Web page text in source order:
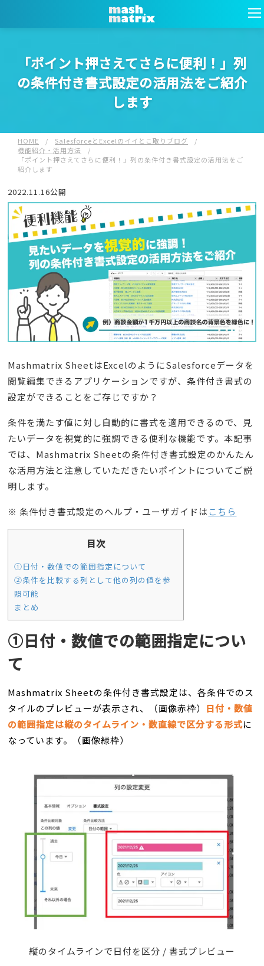
「ポイント押さえてさらに便利！」列
の条件付き書式設定の活用法をご紹介
します
HOME / SalesforceとExcelのイイとこ取りブログ
/
機能紹介・活用方法
/
「ポイント押さえてさらに便利！」列の条件付き書式設定の活用法をご
紹介します
2022.11.16公開
Mashmatrix SheetはExcelのようにSalesforceデータを
閲覧編集できるアプリケーションですが、条件付き書式の
設定ができることをご存じですか？
条件を満たす値に対し自動的に書式を適用できるので、見
たいデータを視覚的に強調できる便利な機能です。本記事
では、Mashmatrix Sheetの条件付き書式設定のかんたん
な活用方法と注意していただきたいポイントについてご説
明します。
※ 条件付き書式設定のヘルプ・ユーザガイドは こちら
目次
①日付・数値での範囲指定について
②条件を比較する列として他の列の値を参
照可能
まとめ
①日付・数値での範囲指定につい
て
Mashmatrix Sheetの条件付き書式設定は、各条件でのス
タイルのプレビューが表示され、（画像赤枠） 日付・数値
の範囲指定は縦のタイムライン・数直線で区分する形式に
なっています。（画像緑枠）
縦のタイムラインで日付を区分 / 書式プレビュー